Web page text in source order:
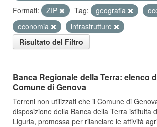
Formati:
ZIP Tag: geografia
economia
infrastrutture
Risultato del Filtro
Banca Regionale della Terra: elenco
Comune di Genova
Terreni non utilizzati che il Comune di
disposizione della Banca della Terra istituita
Liguria, promossa per rilanciare le attività